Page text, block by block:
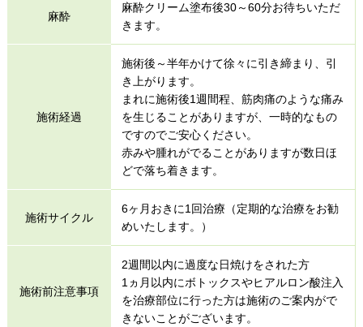
麻酔
麻酔クリーム塗布後30～60分お待ちいただ
きます。
施術経過
施術後～半年かけて徐々に引き締まり、引
き上がります。
まれに施術後1週間程、筋肉痛のような痛み
を生じることがありますが、一時的なもの
ですのでご安心ください。
赤みや腫れがでることがありますが数日ほ
どで落ち着きます。
施術サイクル
6ヶ月おきに1回治療（定期的な治療をお勧
めいたします。）
施術前注意事項
2週間以内に過度な日焼けをされた方
1ヵ月以内にボトックスやヒアルロン酸注入
を治療部位に行った方は施術のご案内がで
きないことがございます。